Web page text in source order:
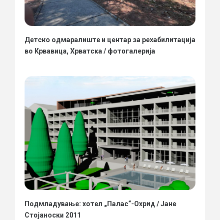
Детско одмаралиште и центар за рехабилитација
во Крвавица, Хрватска / фотогалерија
Подмладување: хотел „Палас“-Охрид / Јане
Стојаноски 2011